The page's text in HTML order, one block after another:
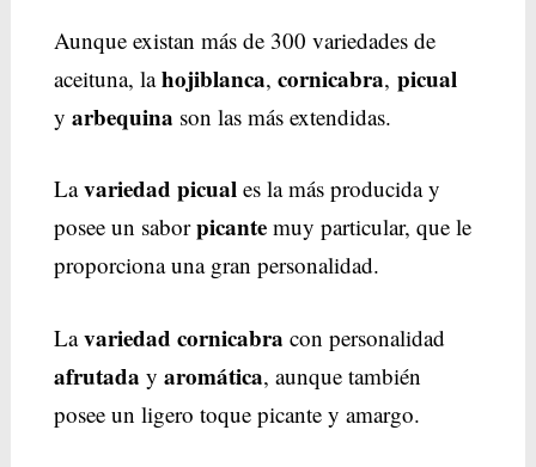
Aunque existan más de 300 variedades de
aceituna, lahojiblanca, cornicabra, picual
y arbequina son las más extendidas.
Lavariedad picuales la más producida y
posee un saborpicantemuy particular, que le
proporciona una gran personalidad.
Lavariedad cornicabra con personalidad
afrutada y aromática, aunque también
posee un ligero toque picante y amargo.